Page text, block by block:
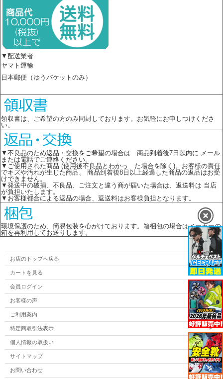
▼配送業者
ヤマト運輸
日本郵便（ゆうパケットのみ）
領収書は、ご希望の方のみ同封しております。お気軽にお申しつけくださ
い。
▼不良品のため返品・交換をご希望の場合は 商品到着後7日以内に メール
または電話でご連絡ください。
▼ご使用された商品 (使用後不良品とわかっ た場合を除く)、お客様の責任
でキズや汚れが生じた商品、 商品到着後8日以上経過した商品の返品はお受
けできません。
▼発送中の破損、不良品、ご注文と違う商が届いた場合は、返送料は 当店
が負担いたします。
▼お客様都合による返品の場合、返送料はお客様負担となります。
環境保護のため、簡易包装を心がけております。箱梱包の場合はメーカーの
箱を再利用してお送りします。
お店のトップへ戻る
カートを見る
会員ログイン
お客様の声
ご利用案内
特定商取引法表示
個人情報の取扱い
サイトマップ
お問い合わせ